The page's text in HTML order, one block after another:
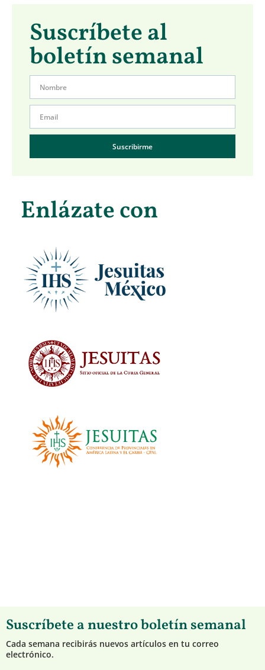
Suscríbete al
boletín semanal
Suscribirme
Enlázate con
Suscríbete a nuestro boletín semanal
Cada semana recibirás nuevos artículos en tu correo
electrónico.